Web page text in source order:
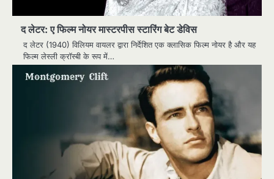
द लेटर: ए फिल्म नोयर मास्टरपीस स्टारिंग बेट डेविस
द लेटर (1940) विलियम वायलर द्वारा निर्देशित एक क्लासिक फिल्म नोयर है और यह
फिल्म लेस्ली क्रॉस्बी के रूप में…